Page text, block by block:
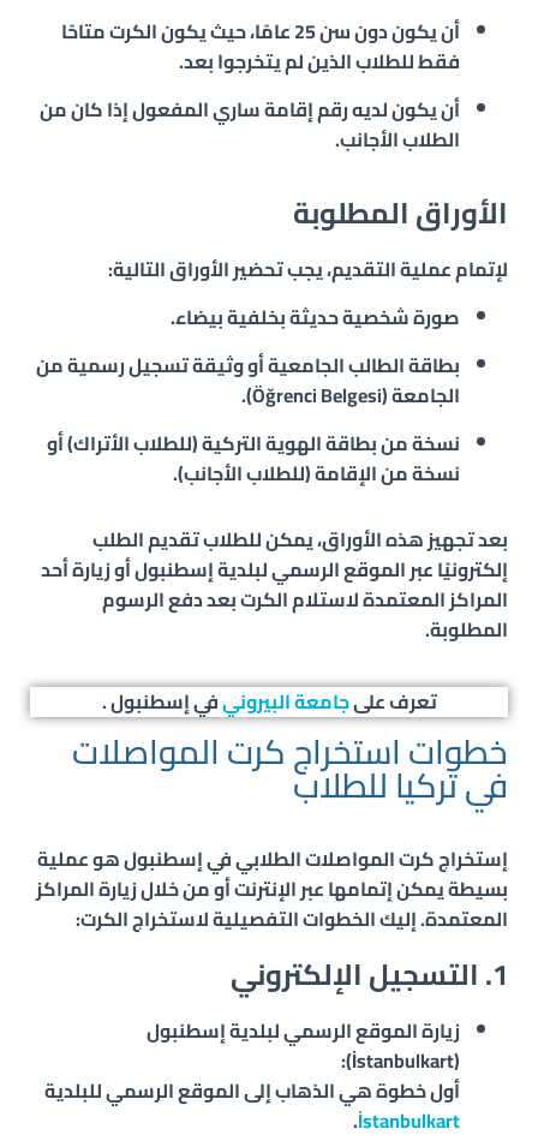
أن يكوندون سن 25 عامًا
، حيث يكون الكرت متاحًا
فقط للطلاب الذين لم يتخرجوا بعد.
أن يكون لديهرقم إقامة ساري المفعولإذا كان من
الطلاب الأجانب.
الأوراق المطلوبة
لإتمام عملية التقديم، يجب تحضير الأوراق التالية:
صورة شخصية حديثةبخلفية بيضاء.
بطاقة الطالب الجامعيةأو وثيقة تسجيل رسمية من
الجامعة (Öğrenci Belgesi).
نسخة من بطاقة الهوية التركية(للطلاب الأتراك) أو
نسخة من الإقامة(للطلاب الأجانب).
بعد تجهيز هذه الأوراق، يمكن للطلاب تقديم الطلب
إلكترونيًا عبر الموقع الرسمي لبلدية إسطنبول أو زيارة أحد
المراكز المعتمدة لاستلام الكرت بعد دفع الرسوم
المطلوبة.
تعرف علىجامعة البيرونيفي إسطنبول .
خطوات استخراج كرت المواصلات
في تركيا للطلاب
إستخراجكرت المواصلات الطلابيفي إسطنبول هو عملية
بسيطة يمكن إتمامها عبر الإنترنت أو من خلال زيارة المراكز
المعتمدة. إليك الخطوات التفصيلية لاستخراج الكرت:
1. التسجيل الإلكتروني
زيارة الموقع الرسمي لبلدية إسطنبول
(İstanbulkart):
أول خطوة هي الذهاب إلى الموقع الرسمي للبلدية
İstanbulkart
.